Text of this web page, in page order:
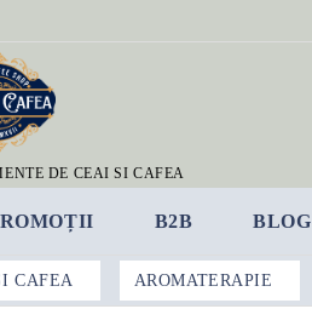
DE CEAI SI CAFEA
B2B BLOG
CAFEA AROMATERAPIE